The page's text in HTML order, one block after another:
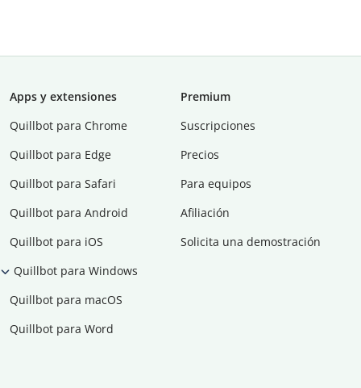
Apps y extensiones
Quillbot para Chrome
Quillbot para Edge
Quillbot para Safari
Quillbot para Android
Quillbot para iOS
Quillbot para Windows
Quillbot para macOS
Quillbot para Word
Premium
Suscripciones
Precios
Para equipos
Afiliación
Solicita una demostración